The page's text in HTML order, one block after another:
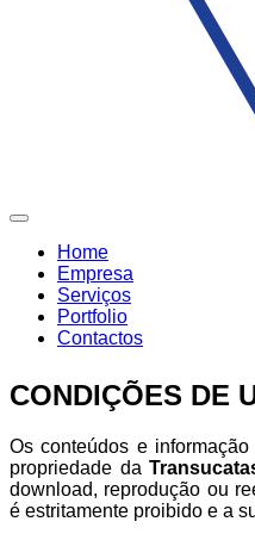
Home
Empresa
Serviços
Portfolio
Contactos
CONDIÇÕES DE
Os conteúdos e
propriedade da
download, reprodução ou
é estritamente proibido e a